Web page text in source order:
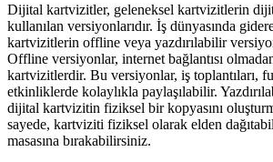
Dijital kartvizitler, geleneksel kartvizitlerin
kullanılan versiyonlarıdır. İş dünyasında
kartvizitlerin offline veya yazdırılabilir
Offline versiyonlar, internet bağlantısı
kartvizitlerdir. Bu versiyonlar, iş toplantıları,
etkinliklerde kolaylıkla paylaşılabilir.
dijital kartvizitin fiziksel bir kopyasını
sayede, kartviziti fiziksel olarak elden
masasına bırakabilirsiniz.